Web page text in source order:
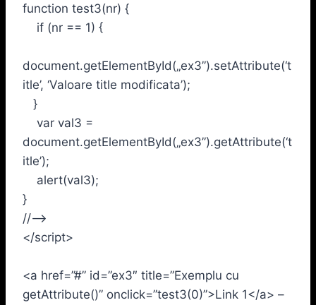
function test3(nr) {
if (nr == 1) {
document.getElementById(„ex3”).setAttribute(‘t
itle’, ‘Valoare title modificata’);
}
var val3 =
document.getElementById(„ex3”).getAttribute(‘t
itle’);
alert(val3);
}
//–>
</script>
<a href=”#” id=”ex3″ title=”Exemplu cu
getAttribute()” onclick=”test3(0)”>Link 1</a> –